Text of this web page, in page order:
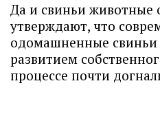
Да и свиньи животные
утверждают, что
одомашненные свиньи
развитием
процессе почти